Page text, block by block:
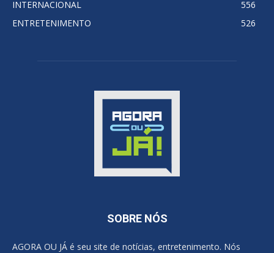
INTERNACIONAL
556
ENTRETENIMENTO
526
SOBRE NÓS
AGORA OU JÁ é seu site de notícias, entretenimento. Nós